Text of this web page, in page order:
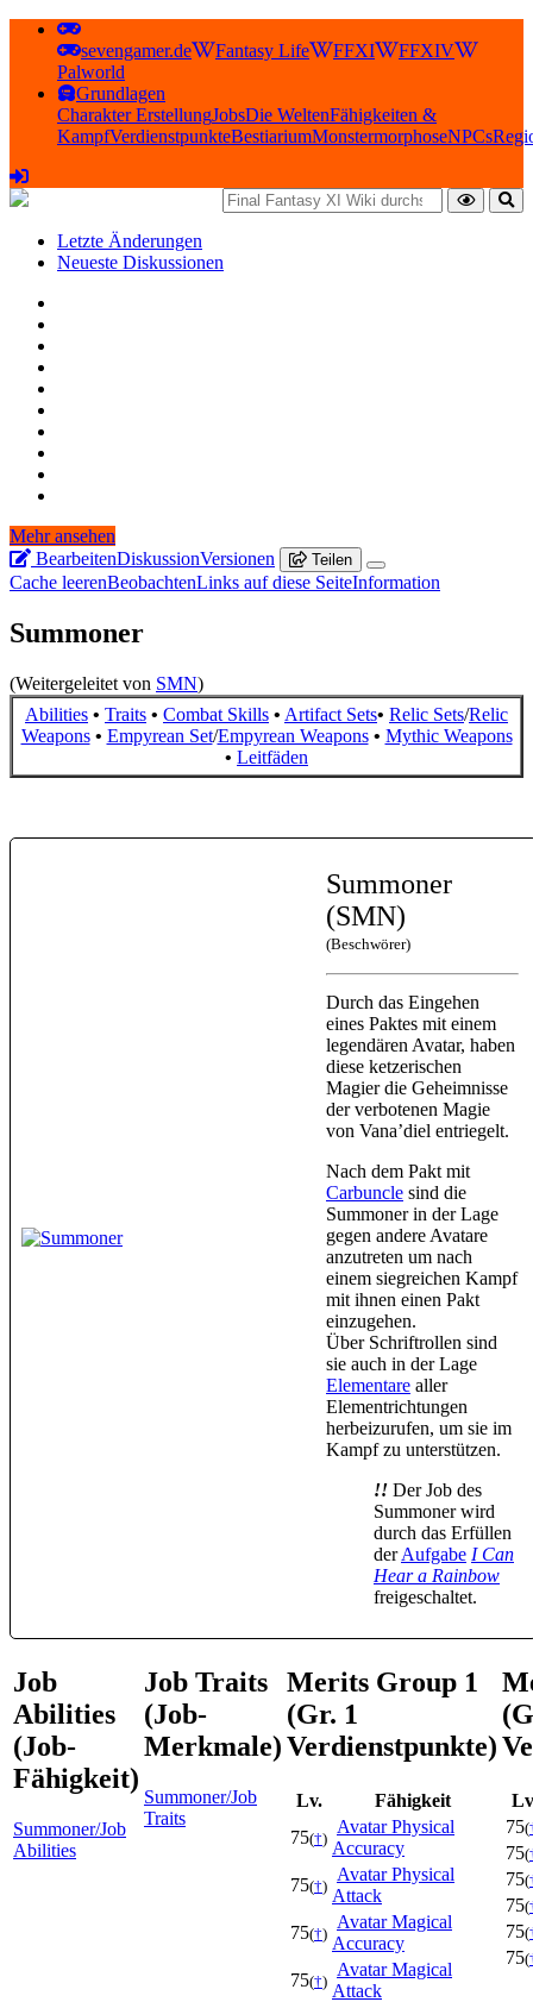
sevengamer.de Fantasy Life FFXI
FFXIV
Palworld
Grundlagen
Charakter ErstellungJobsDie WeltenFähigkeiten &
KampfVerdienstpunkteBestiariumMonstermorphoseNPCs
Letzte Änderungen
Neueste Diskussionen
Mehr ansehen
BearbeitenDiskussionVersionen Teilen
Cache leerenBeobachtenLinks auf diese SeiteInformation
Summoner
(Weitergeleitet von SMN)
Abilities • Traits • Combat Skills • Artifact Sets• Relic Sets/Relic
Weapons • Empyrean Set/Empyrean Weapons • Mythic Weapons
• Leitfäden
Summoner
(SMN)
(Beschwörer)
Durch das Eingehen
eines Paktes mit einem
legendären Avatar, haben
diese ketzerischen
Magier die Geheimnisse
der verbotenen Magie
von Vana’diel entriegelt.
Nach dem Pakt mit
Carbuncle sind die
Summoner in der Lage
gegen andere Avatare
anzutreten um nach
einem siegreichen Kampf
mit ihnen einen Pakt
einzugehen.
Über Schriftrollen sind
sie auch in der Lage
Elementare aller
Elementrichtungen
herbeizurufen, um sie im
Kampf zu unterstützen.
!! Der Job des
Summoner wird
durch das Erfüllen
derAufgabe I Can
Hear a Rainbow
freigeschaltet.
Job
Abilities
(Job-
Fähigkeit)
Summoner/Job
Abilities
Job Traits
(Job-
Merkmale)
Summoner/Job
Traits
Merits Group 1
(Gr. 1
Verdienstpunkte)
Lv.
Fähigkeit
75(†)
Avatar Physical
Accuracy
75(†)
Avatar Physical
Attack
75(†)
Avatar Magical
Accuracy
75(†)
Avatar Magical
Attack
75(
75(
75(
75(
75(
75(